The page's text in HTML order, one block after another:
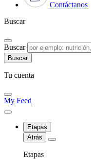
Contáctanos
Buscar
Buscar
Tu cuenta
My Feed
Etapas
Atrás
Etapas